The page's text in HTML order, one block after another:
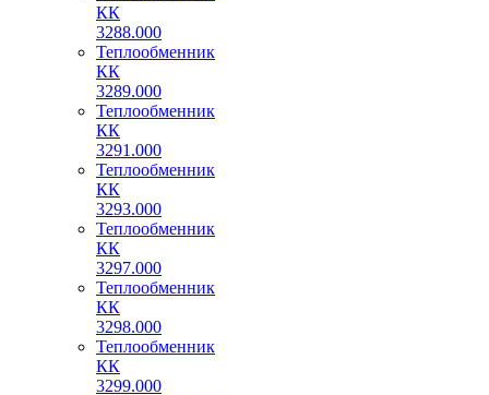
КК
3288.000
Теплообменник
КК
3289.000
Теплообменник
КК
3291.000
Теплообменник
КК
3293.000
Теплообменник
КК
3297.000
Теплообменник
КК
3298.000
Теплообменник
КК
3299.000